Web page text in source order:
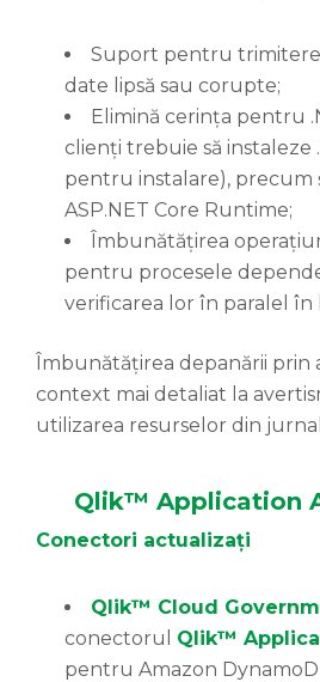
Suport pentru
date lipsă sau corupte;
Elimină cerința pentru
clienți trebuie să instaleze
pentru instalare), precum
ASP.NET Core Runtime;
Îmbunătățirea
pentru procesele
verificarea lor în paralel în
Îmbunătățirea depanării prin
context mai detaliat la
utilizarea resurselor din
Qlik™ Application
Conectori actualizați
Qlik™ Cloud
conectorul Qlik™
pentru Amazon